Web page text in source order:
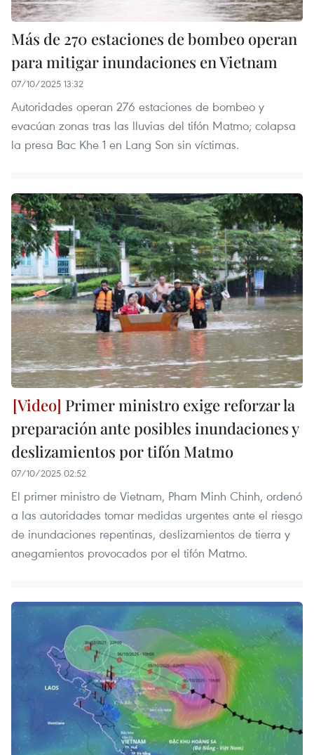
Más de 270 estaciones de bombeo operan
para mitigar inundaciones en Vietnam
07/10/2025 13:32
Autoridades operan 276 estaciones de bombeo y
evacúan zonas tras las lluvias del tifón Matmo; colapsa
la presa Bac Khe 1 en Lang Son sin víctimas.
Primer ministro exige reforzar la
preparación ante posibles inundaciones y
deslizamientos por tifón Matmo
07/10/2025 02:52
El primer ministro de Vietnam, Pham Minh Chinh, ordenó
a las autoridades tomar medidas urgentes ante el riesgo
de inundaciones repentinas, deslizamientos de tierra y
anegamientos provocados por el tifón Matmo.